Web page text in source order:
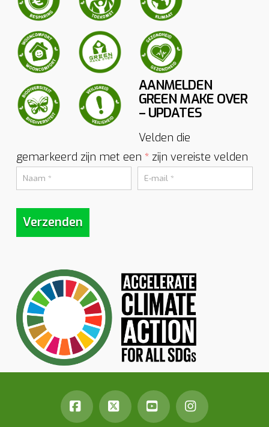
AANMELDEN
GREEN MAKE OVER
– UPDATES
Velden die
gemarkeerd zijn met een *zijn vereiste velden